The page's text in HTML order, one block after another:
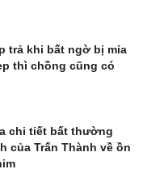
trả khi bất ngờ bị mỉa
thì chồng cũng có
chi tiết bất thường
của Trấn Thành về ồn